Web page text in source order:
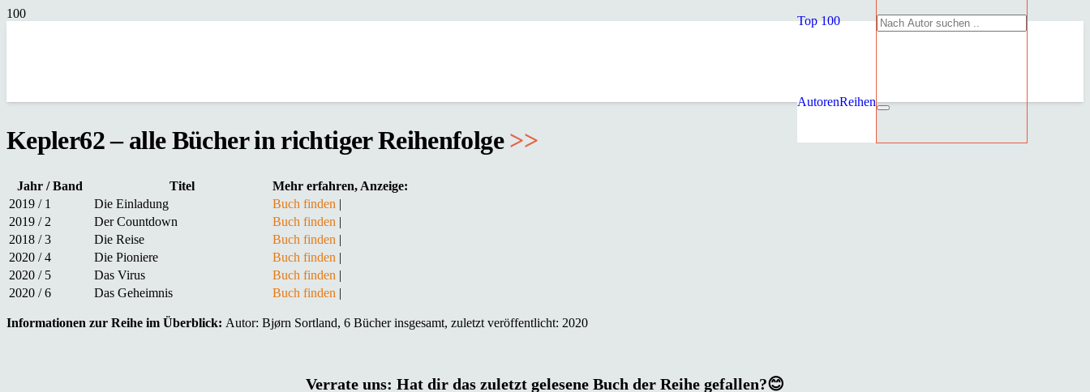
Top 100
AutorenReihen
Kepler62 – alle Bücher in richtiger Reihenfolge>>
Jahr / Band Titel
Mehr erfahren, Anzeige:
2019 / 1
Die Einladung Buch finden |
2019 / 2
Der Countdown Buch finden |
2018 / 3
Die Reise Buch finden |
2020 / 4
Die Pioniere Buch finden |
2020 / 5
Das Virus Buch finden |
2020 / 6
Das Geheimnis Buch finden |
Informationen zur Reihe im Überblick: Autor: Bjørn Sortland, 6 Bücher insgesamt, zuletzt veröffentlicht: 2020
Verrate uns: Hat dir das zuletzt gelesene Buch der Reihe gefallen?😊